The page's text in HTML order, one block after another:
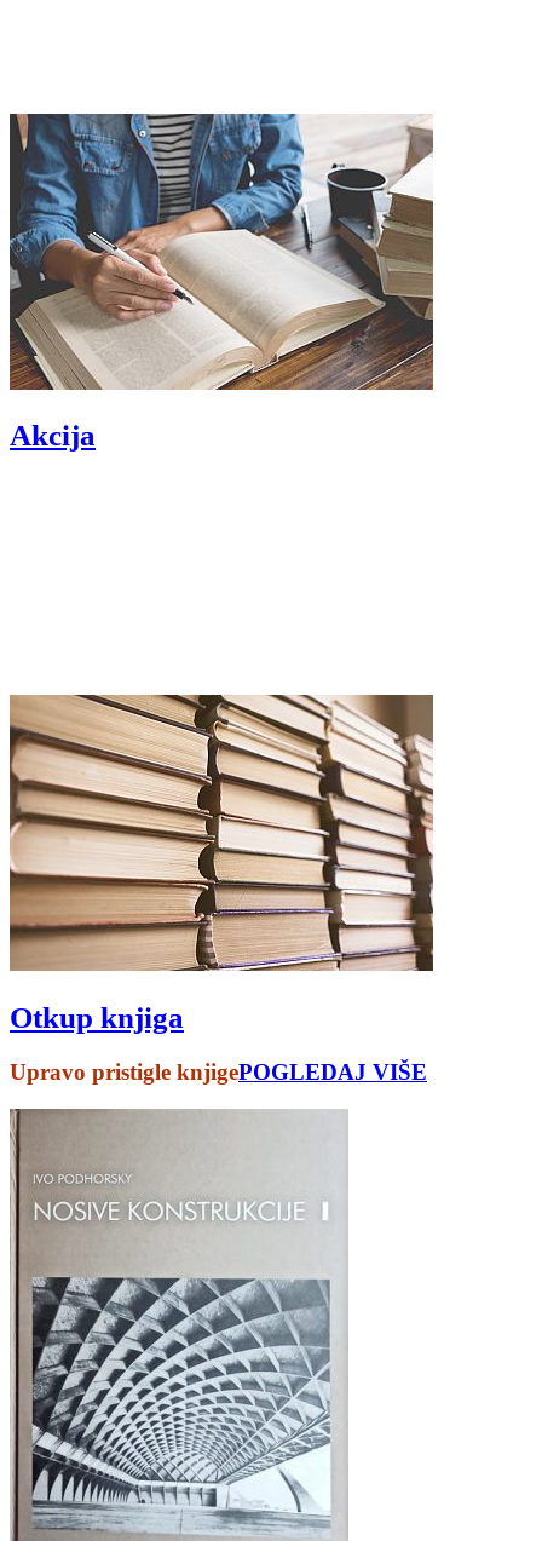
Akcija
Otkup knjiga
Upravo pristigle knjigePOGLEDAJ VIŠE